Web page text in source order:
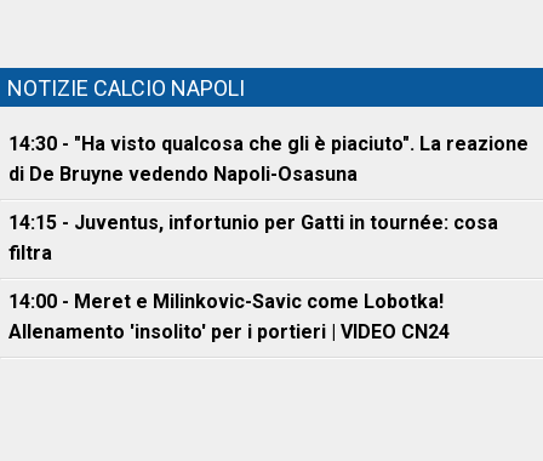
NOTIZIE CALCIO NAPOLI
14:30 - "Ha visto qualcosa che gli è piaciuto". La reazione
di De Bruyne vedendo Napoli-Osasuna
14:15 - Juventus, infortunio per Gatti in tournée: cosa
filtra
14:00 - Meret e Milinkovic-Savic come Lobotka!
Allenamento 'insolito' per i portieri | VIDEO CN24